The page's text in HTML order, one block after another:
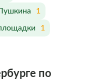
1
1
по